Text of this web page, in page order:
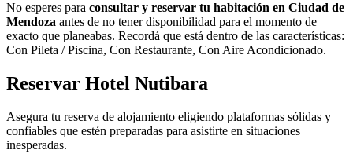
No esperes para consultar y reservar tu habitación en Ciudad de
Mendoza antes de no tener disponibilidad para el momento de
exacto que planeabas. Recordá que está dentro de las características:
Con Pileta / Piscina, Con Restaurante, Con Aire Acondicionado.
Reservar Hotel Nutibara
Asegura tu reserva de alojamiento eligiendo plataformas sólidas y
confiables que estén preparadas para asistirte en situaciones
inesperadas.